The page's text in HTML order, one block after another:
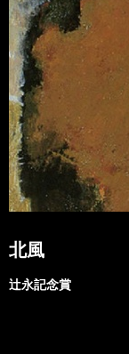
北風
辻永記念賞